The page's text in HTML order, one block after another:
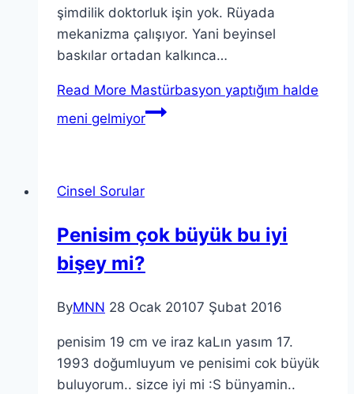
şimdilik doktorluk işin yok. Rüyada
mekanizma çalışıyor. Yani beyinsel
baskılar ortadan kalkınca…
Read More Mastürbasyon yaptığım halde
meni gelmiyor
Cinsel Sorular
Penisim çok büyük bu iyi
bişey mi?
ByMNN 28 Ocak 20107 Şubat 2016
penisim 19 cm ve iraz kaLın yasım 17.
1993 doğumluyum ve penisimi cok büyük
buluyorum.. sizce iyi mi :S bünyamin..